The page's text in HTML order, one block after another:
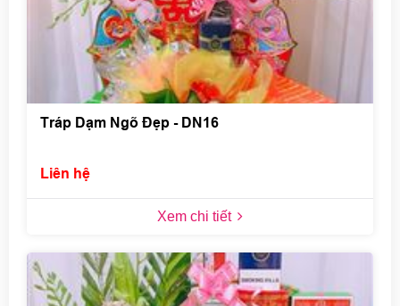
Tráp Dạm Ngõ Đẹp - DN16
Liên hệ
Xem chi tiết